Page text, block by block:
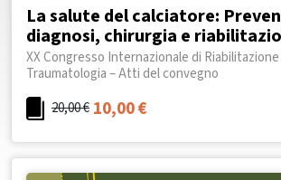
La salute del calciatore:
diagnosi, chirurgia e
XX Congresso Internazionale di
Traumatologia – Atti del convegno
20,00€ 10,00€